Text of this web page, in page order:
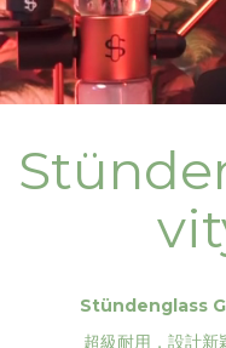
Stündenglass
超級耐用，設計新